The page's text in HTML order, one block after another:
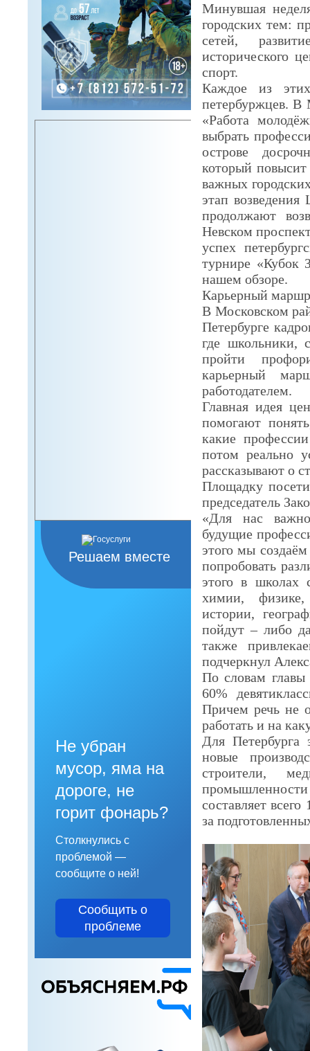
Решаем вместе
Не убран
мусор, яма на
дороге, не
горит фонарь?
Столкнулись с
проблемой —
сообщите о ней!
Сообщить о
проблеме
Минувшая
городских тем:
сетей,
исторического
спорт.
Каждое из
петербуржцев. В
«Работа
выбрать
острове
который
важных
этап возведения
продолжают
Невском
успех
турнире «Кубок
нашем обзоре.
Карьерный
В Московском
Петербурге
где школьники,
пройти
карьерный
работодателем.
Главная идея
помогают
какие
потом реально
рассказывают о
Площадку
председатель
«Для нас
будущие
этого мы
попробовать
этого в школах
химии, физике,
истории,
пойдут – либо
также
подчеркнул
По словам
60%
Причем речь не
работать и на
Для Петербурга
новые
строители,
составляет
за